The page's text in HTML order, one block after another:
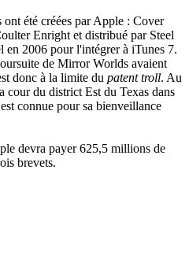
ont été créées par Apple : Cover
Enright et distribué par Steel
en 2006 pour l'intégrer à iTunes 7.
de Mirror Worlds avaient
donc à la limite du patent troll. Au
du district Est du Texas dans
connue pour sa bienveillance
devra payer 625,5 millions de
brevets.